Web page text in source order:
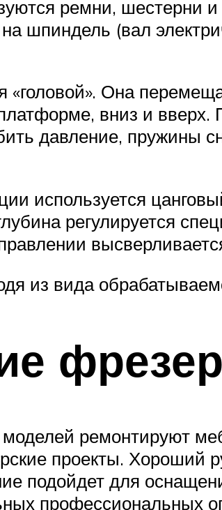
ремни, шестерни
шпиндель (вал
«головой». Она
вниз и вверх.
давление, пружины
используется
регулируется
из вида
ремонтируют
проекты. Хороший
подойдет для
профессиональных